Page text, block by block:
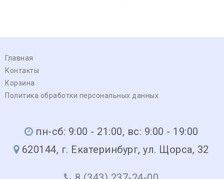
Главная
Контакты
Корзина
Политика обработки персональных данных
пн-сб: 9:00 - 21:00, вс: 9:00 - 19:00
620144, г. Екатеринбург, ул. Щорса, 32